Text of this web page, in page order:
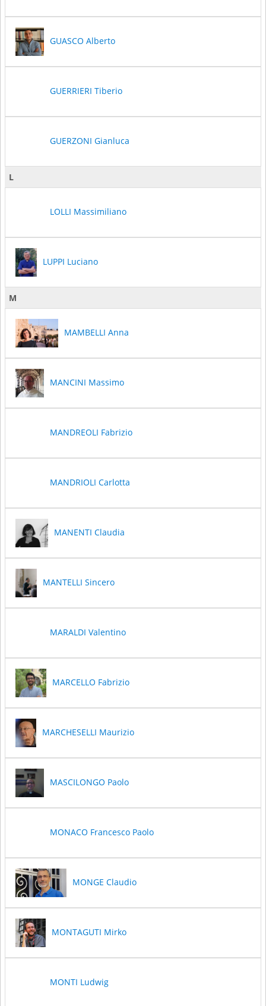
GUASCO Alberto
GUERRIERI Tiberio
GUERZONI Gianluca
L
LOLLI Massimiliano
LUPPI Luciano
M
MAMBELLI Anna
MANCINI Massimo
MANDREOLI Fabrizio
MANDRIOLI Carlotta
MANENTI Claudia
MANTELLI Sincero
MARALDI Valentino
MARCELLO Fabrizio
MARCHESELLI Maurizio
MASCILONGO Paolo
MONACO Francesco Paolo
MONGE Claudio
MONTAGUTI Mirko
MONTI Ludwig